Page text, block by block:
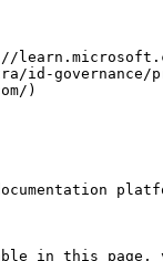
governance/
)
this page,